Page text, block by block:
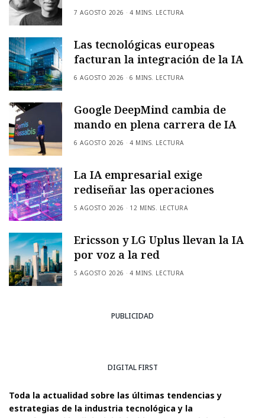
7 AGOSTO 2026 4 MINS. LECTURA
Las tecnológicas europeas
facturan la integración de la IA
6 AGOSTO 2026 6 MINS. LECTURA
Google DeepMind cambia de
mando en plena carrera de IA
6 AGOSTO 2026 4 MINS. LECTURA
La IA empresarial exige
rediseñar las operaciones
5 AGOSTO 2026 12 MINS. LECTURA
Ericsson y LG Uplus llevan la IA
por voz a la red
5 AGOSTO 2026 4 MINS. LECTURA
PUBLICIDAD
DIGITAL FIRST
Toda la actualidad sobre las últimas tendencias y
estrategias de la industria tecnológica y la